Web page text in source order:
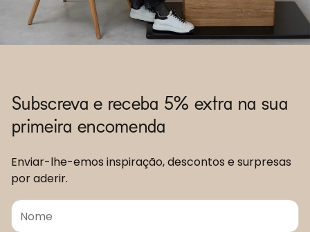
Subscreva e receba 5% extra na sua
primeira encomenda
Enviar-lhe-emos inspiração, descontos e surpresas
por aderir.